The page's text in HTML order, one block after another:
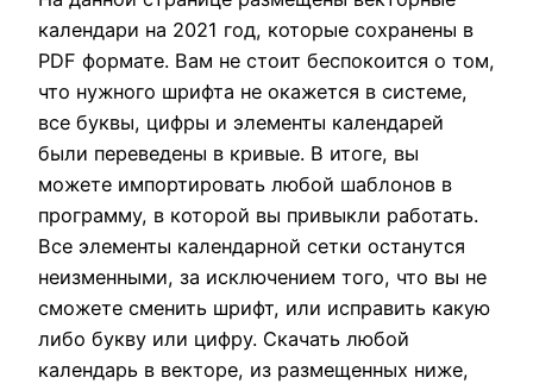
календари на 2021 год, которые сохранены в
PDF формате. Вам не стоит беспокоится о том,
что нужного шрифта не окажется в системе,
все буквы, цифры и элементы календарей
были переведены в кривые. В итоге, вы
можете импортировать любой шаблонов в
программу, в которой вы привыкли работать.
Все элементы календарной сетки останутся
неизменными, за исключением того, что вы не
сможете сменить шрифт, или исправить какую
либо букву или цифру. Скачать любой
календарь в векторе, из размещенных ниже,